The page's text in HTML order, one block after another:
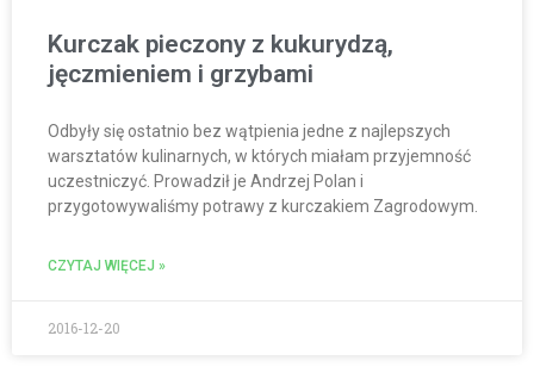
Kurczak pieczony z kukurydzą,
jęczmieniem i grzybami
Odbyły się ostatnio bez wątpienia jedne z najlepszych
warsztatów kulinarnych, w których miałam przyjemność
uczestniczyć. Prowadził je Andrzej Polan i
przygotowywaliśmy potrawy z kurczakiem Zagrodowym.
CZYTAJ WIĘCEJ »
2016-12-20